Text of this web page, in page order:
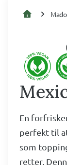
En
perfekt til
som
retter.